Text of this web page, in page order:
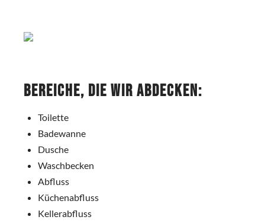
Bereiche, die wir abdecken:
Toilette
Badewanne
Dusche
Waschbecken
Abfluss
Küchenabfluss
Kellerabfluss